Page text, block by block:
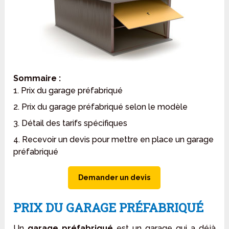
Sommaire :
1. Prix du garage préfabriqué
2. Prix du garage préfabriqué selon le modèle
3. Détail des tarifs spécifiques
4. Recevoir un devis pour mettre en place un garage
préfabriqué
Demander un devis
PRIX DU GARAGE PRÉFABRIQUÉ